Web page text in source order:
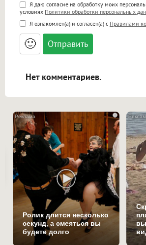
Поддержка HTML
<b>, <strong>, <u>, <i>, <em>,
<small>, <sup>, <sub>, <pre>,
<blockquote>, <code> экранирует
адреса URL автоматически
ссылками, и [img]адрес[/img]
Я даю согласие на обработку моих
условиях Политики обработки персональных
Я ознакомлен(а) и согласен(а) с Правилами
🙂
Нет комментариев.
i
Ролик длится несколько
секунд, а смеяться вы
будете долго